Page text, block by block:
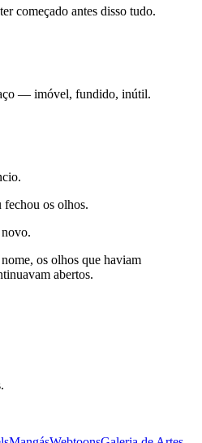
começado antes disso tudo.
— imóvel, fundido, inútil.
os olhos.
os olhos que haviam
abertos.